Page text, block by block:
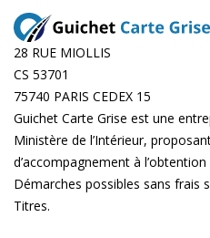
28 RUE MIOLLIS
CS 53701
75740 PARIS CEDEX 15
Guichet Carte Grise est une
Ministère de l’Intérieur,
d’accompagnement à
Démarches possibles sans frais
Titres.